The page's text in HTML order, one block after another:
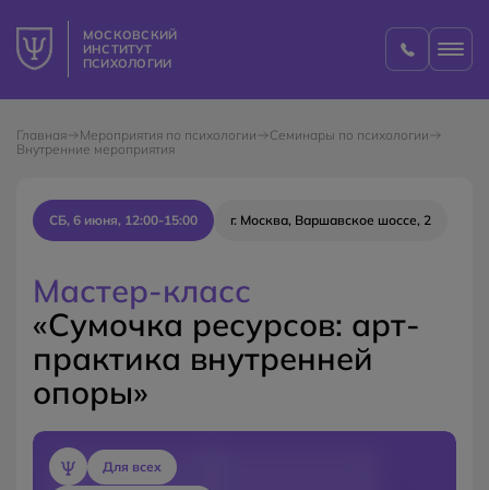
МОСКОВСКИЙ
ИНСТИТУТ
ПСИХОЛОГИИ
Главная Мероприятия по психологии
Семинары по психологии
Внутренние мероприятия
СБ, 6 июня, 12:00-15:00 г. Москва, Варшавское шоссе, 2
Мастер-класс
«Сумочка ресурсов: арт-
практика внутренней
опоры»
Для всех